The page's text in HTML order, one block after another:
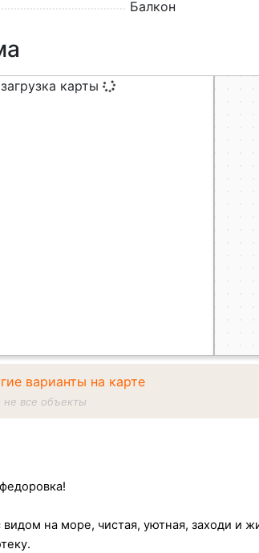
Балкон
карты
варианты на карте
не все объекты
видом на море, чистая, уютная, заходи и